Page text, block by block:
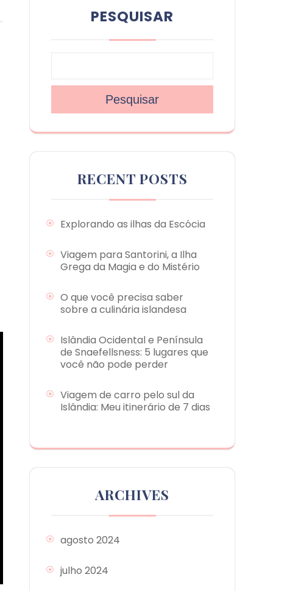
PESQUISAR
Pesquisar
RECENT POSTS
Explorando as ilhas da Escócia
Viagem para Santorini, a Ilha
Grega da Magia e do Mistério
O que você precisa saber
sobre a culinária islandesa
Islândia Ocidental e Península
de Snaefellsness: 5 lugares que
você não pode perder
Viagem de carro pelo sul da
Islândia: Meu itinerário de 7 dias
ARCHIVES
agosto 2024
julho 2024